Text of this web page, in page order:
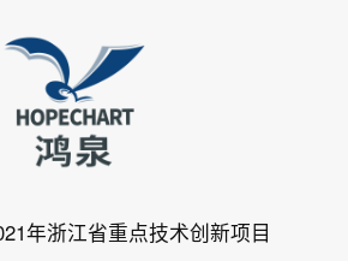
年浙江省重点技术创新项目